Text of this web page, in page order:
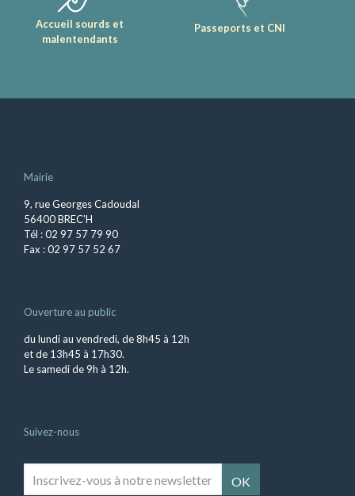
Accueil sourds et
malentendants
Passeports et CNI
Mairie
9, rue Georges Cadoudal
56400 BREC’H
Tél : 02 97 57 79 90
Fax : 02 97 57 52 67
Ouverture au public
du lundi au vendredi, de 8h45 à 12h
et de 13h45 à 17h30.
Le samedi de 9h à 12h.
Suivez-nous
vous